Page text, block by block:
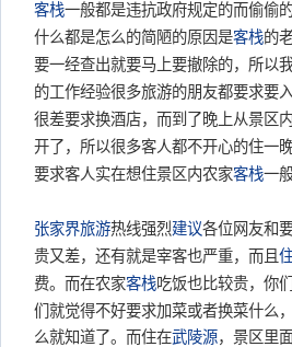
客栈一般都是违抗政府规定的而偷偷
什么都是怎么的简陋的原因是客栈的
要一经查出就要马上要撤除的，所以
的工作经验很多旅游的朋友都要求要
很差要求换酒店，而到了晚上从景区
开了，所以很多客人都不开心的住一
要求客人实在想住景区内农家客栈一
张家界旅游热线强烈建议各位网友和
贵又差，还有就是宰客也严重，而且
费。而在农家客栈吃饭也比较贵，你
们就觉得不好要求加菜或者换菜什么
么就知道了。而住在武陵源，景区里